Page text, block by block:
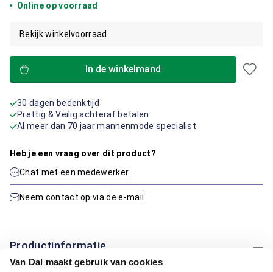
Van Dal maakt gebruik van cookies
Online op voorraad
Bekijk winkelvoorraad
In de winkelmand
30 dagen bedenktijd
Prettig & Veilig achteraf betalen
Al meer dan 70 jaar mannenmode specialist
Heb je een vraag over dit product?
Chat met een medewerker
Neem contact op via de e-mail
Productinformatie